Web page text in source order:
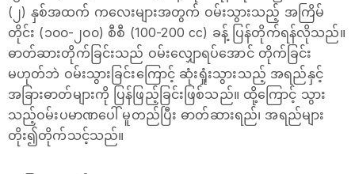
(၂) နှစ်အထက် ကလေးများအတွက် ဝမ်းသွားသည့် အကြိမ်
တိုင်း (၁၀၀-၂၀၀) စီစီ (100-200 cc) ခန့် ပြန်တိုက်ရန်လိုသည်။
ဓာတ်ဆားတိုက်ခြင်းသည် ဝမ်းလျှောရပ်အောင် တိုက်ခြင်း
မဟုတ်ဘဲ ဝမ်းသွားခြင်းကြောင့် ဆုံးရှုံးသွားသည့် အရည်နှင့်
အခြားဓာတ်များကို ပြန်ဖြည့်ခြင်းဖြစ်သည်။ ထို့ကြောင့် သွား
သည့်ဝမ်းပမာဏပေါ် မူတည်ပြီး ဓာတ်ဆားရည်၊ အရည်များ
တိုး၍တိုက်သင့်သည်။